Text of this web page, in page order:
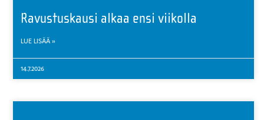
Ravustuskausi alkaa ensi viikolla
LUE LISÄÄ »
14.7.2026